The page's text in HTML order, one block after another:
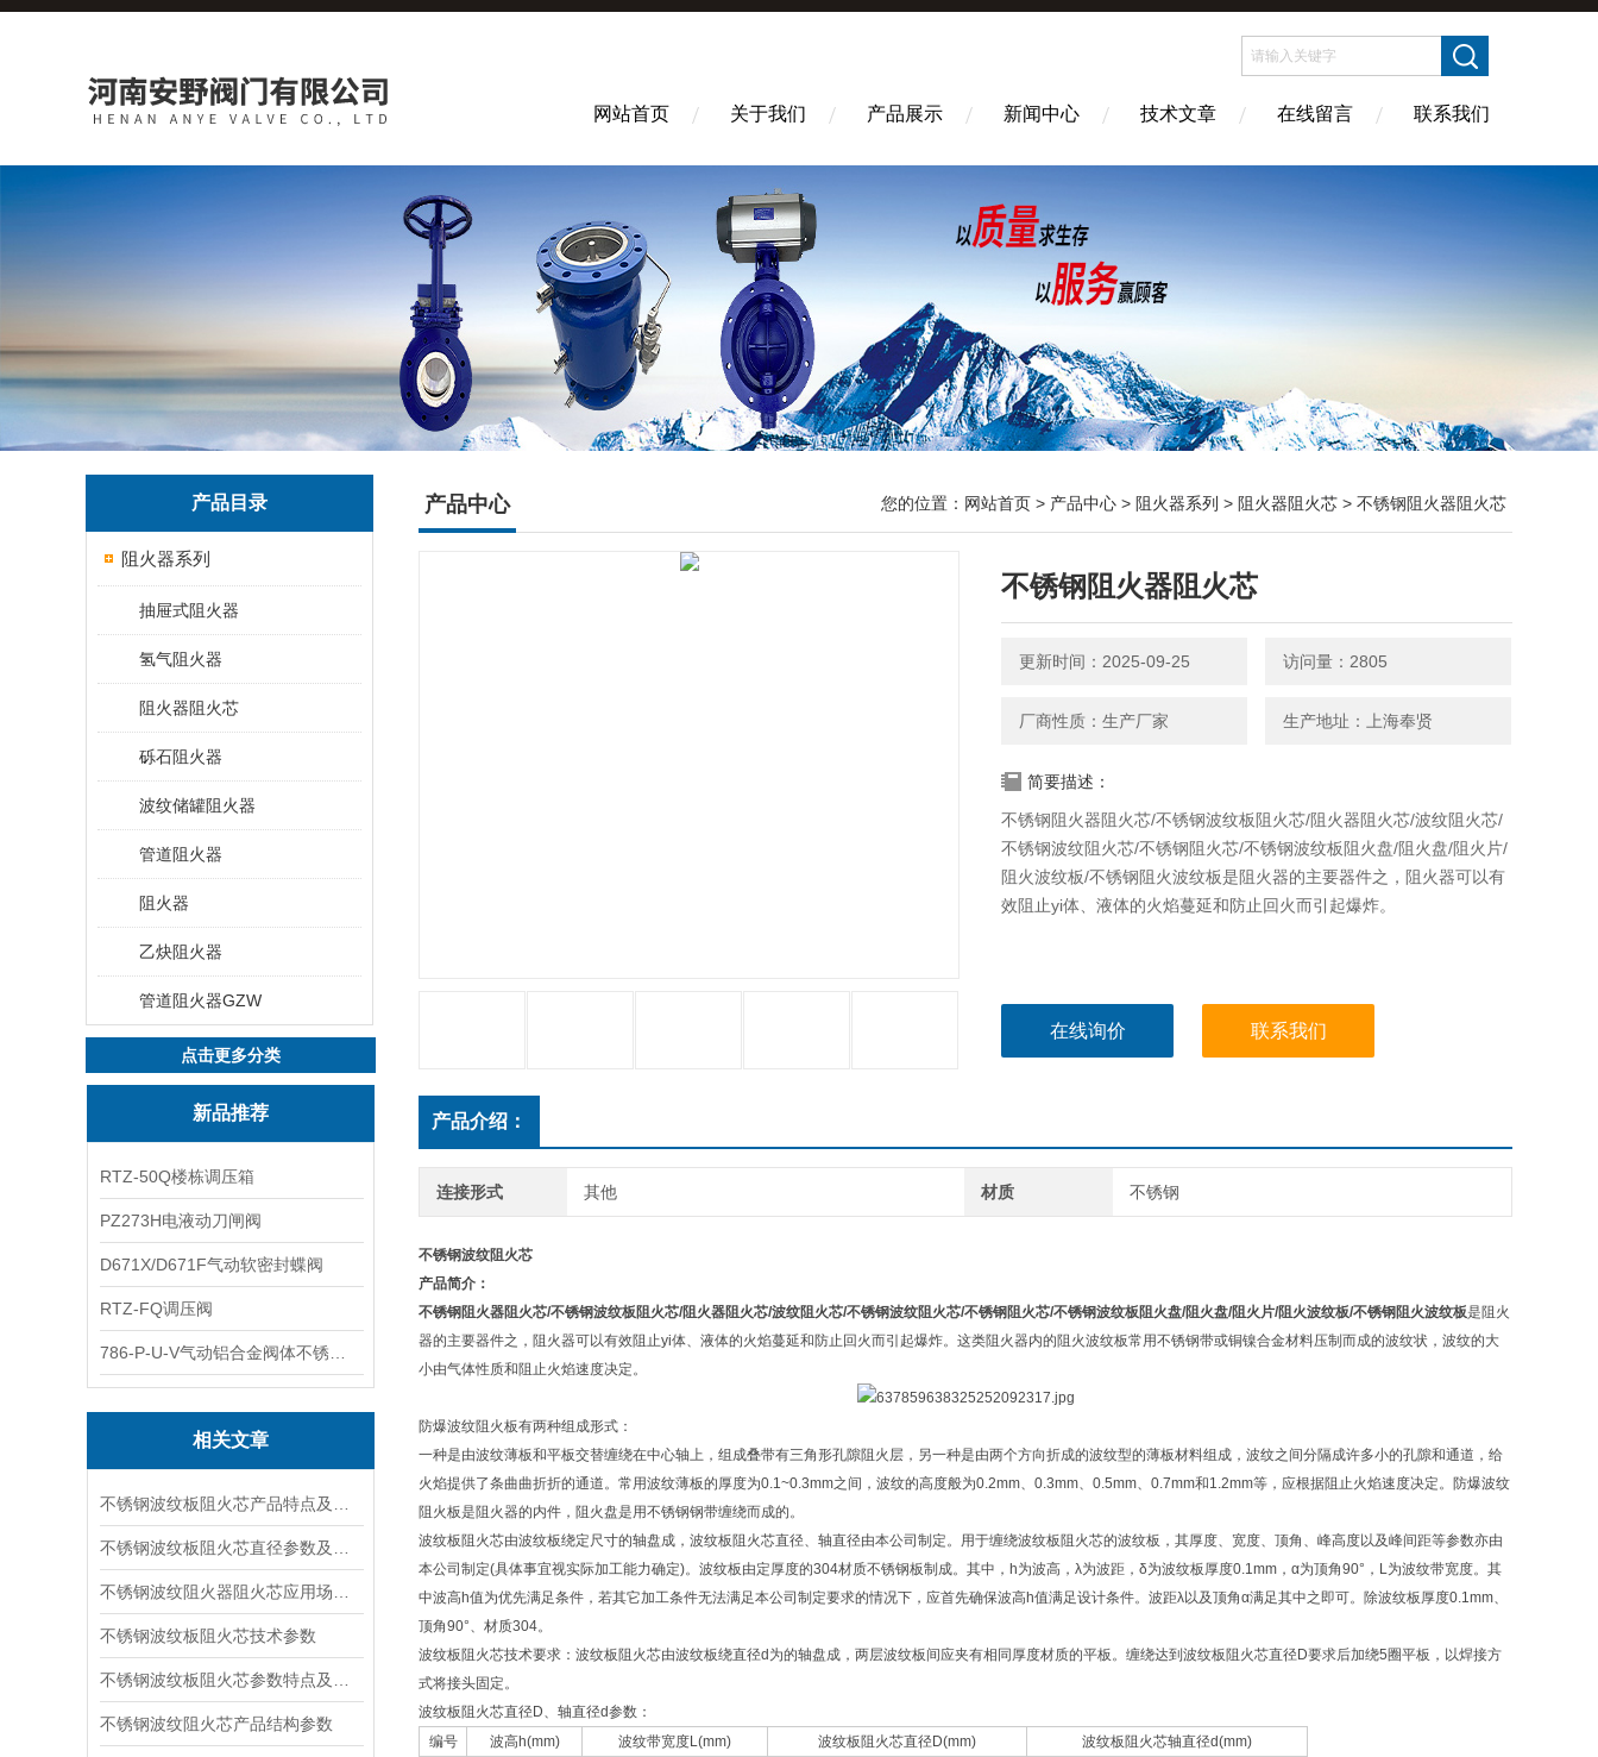
网站首页 关于我们 产品展示 新闻中心 技术文章 在线留言 联系我们
产品目录
阻火器系列
抽屉式阻火器
氢气阻火器
阻火器阻火芯
砾石阻火器
波纹储罐阻火器
管道阻火器
阻火器
乙炔阻火器
管道阻火器GZW
点击更多分类
新品推荐
RTZ-50Q楼栋调压箱
PZ273H电液动刀闸阀
D671X/D671F气动软密封蝶阀
RTZ-FQ调压阀
相关文章
不锈钢波纹板阻火芯技术参数
不锈钢波纹阻火芯产品结构参数
产品中心 您的位置： 网站首页 > 产品中心 > 阻火器系列 > 阻火器阻火芯 > 不锈钢阻火器阻火芯
不锈钢阻火器阻火芯
更新时间：2025-09-25 访问量：2805
厂商性质：生产厂家 生产地址：上海奉贤
简要描述：
不锈钢阻火器阻火芯/不锈钢波纹板阻火芯/阻火器阻火芯/波纹阻火芯/
不锈钢波纹阻火芯/不锈钢阻火芯/不锈钢波纹板阻火盘/阻火盘/阻火片/
阻火波纹板/不锈钢阻火波纹板是阻火器的主要器件之，阻火器可以有
效阻止yi体、液体的火焰蔓延和防止回火而引起爆炸。
在线询价 联系我们
产品介绍：
连接形式 其他 材质 不锈钢
不锈钢波纹阻火芯
产品简介：
不锈钢阻火器阻火芯/不锈钢波纹板阻火芯/阻火器阻火芯/波纹阻火芯/不锈钢波纹阻火芯/不锈钢阻火芯/不锈钢波纹板阻火盘/阻火盘/阻火片/阻火波纹板/不锈钢阻火波纹板是阻火
器的主要器件之，阻火器可以有效阻止yi体、液体的火焰蔓延和防止回火而引起爆炸。这类阻火器内的阻火波纹板常用不锈钢带或铜镍合金材料压制而成的波纹状，波纹的大
小由气体性质和阻止火焰速度决定。
防爆波纹阻火板有两种组成形式：
一种是由波纹薄板和平板交替缠绕在中心轴上，组成叠带有三角形孔隙阻火层，另一种是由两个方向折成的波纹型的薄板材料组成，波纹之间分隔成许多小的孔隙和通道，给
火焰提供了条曲曲折折的通道。常用波纹薄板的厚度为0.1~0.3mm之间，波纹的高度般为0.2mm、0.3mm、0.5mm、0.7mm和1.2mm等，应根据阻止火焰速度决定。防爆波纹
阻火板是阻火器的内件，阻火盘是用不锈钢钢带缠绕而成的。
波纹板阻火芯由波纹板绕定尺寸的轴盘成，波纹板阻火芯直径、轴直径由本公司制定。用于缠绕波纹板阻火芯的波纹板，其厚度、宽度、顶角、峰高度以及峰间距等参数亦由
本公司制定(具体事宜视实际加工能力确定)。波纹板由定厚度的304材质不锈钢板制成。其中，h为波高，λ为波距，δ为波纹板厚度0.1mm，α为顶角90°，L为波纹带宽度。其
中波高h值为优先满足条件，若其它加工条件无法满足本公司制定要求的情况下，应首先确保波高h值满足设计条件。波距λ以及顶角α满足其中之即可。除波纹板厚度0.1mm、
顶角90°、材质304。
波纹板阻火芯技术要求：波纹板阻火芯由波纹板绕直径d为的轴盘成，两层波纹板间应夹有相同厚度材质的平板。缠绕达到波纹板阻火芯直径D要求后加绕5圈平板，以焊接方
式将接头固定。
波纹板阻火芯直径D、轴直径d参数：
编号
波高h(mm) 波纹带宽度L(mm) 波纹板阻火芯直径D(mm)
波纹板阻火芯轴直径d(mm)